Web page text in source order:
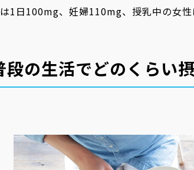
1日100mg、妊婦110mg、授乳中の女性
段の生活でどのくらい